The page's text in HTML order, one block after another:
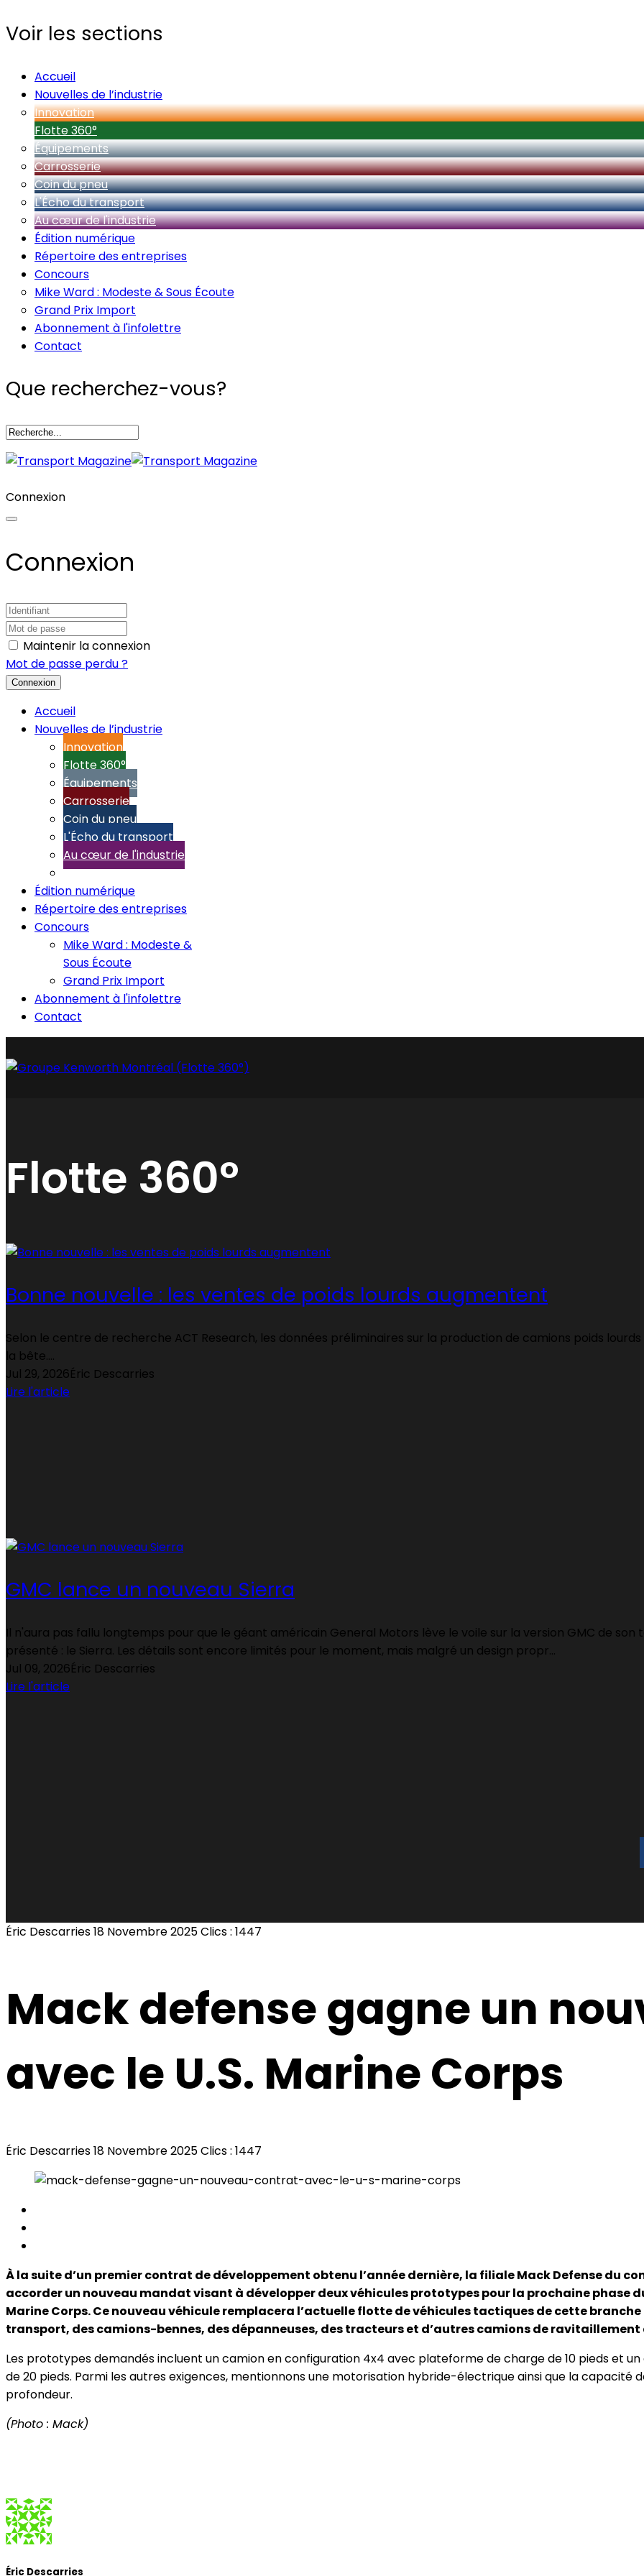
Voir les sections
Accueil
Nouvelles de l’industrie
Innovation
Flotte 360°
Équipements
Carrosserie
Coin du pneu
L'Écho du transport
Au cœur de l'industrie
Édition numérique
Répertoire des entreprises
Concours
Mike Ward : Modeste & Sous Écoute
Grand Prix Import
Abonnement à l'infolettre
Contact
Que recherchez-vous?
Connexion
Connexion
Maintenir la connexion
Mot de passe perdu ?
Connexion
Accueil
Nouvelles de l’industrie
Innovation
Flotte 360°
Équipements
Carrosserie
Coin du pneu
L'Écho du transport
Au cœur de l'industrie
Édition numérique
Répertoire des entreprises
Concours
Mike Ward : Modeste &
Sous Écoute
Grand Prix Import
Abonnement à l'infolettre
Contact
Flotte 360°
Bonne nouvelle : les ventes de poids lourds augmentent
Selon le centre de recherche ACT Research, les données préliminaires sur la production de camions poids
la bête....
Jul 29, 2026Éric Descarries
Lire l'article
GMC lance un nouveau Sierra
Il n'aura pas fallu longtemps pour que le géant américain General Motors lève le voile sur la version GMC de
présenté : le Sierra. Les détails sont encore limités pour le moment, mais malgré un design propr...
Jul 09, 2026Éric Descarries
Lire l'article
Éric Descarries18 Novembre 2025Clics : 1447
Mack defense gagne un
avec le U.S. Marine Corps
Éric Descarries18 Novembre 2025Clics : 1447
À la suite d’un premier contrat de développement obtenu l’année dernière, la filiale Mack Defense du
accorder un nouveau mandat visant à développer deux véhicules prototypes pour la prochaine phase
Marine Corps. Ce nouveau véhicule remplacera l’actuelle flotte de véhicules tactiques de cette
transport, des camions-bennes, des dépanneuses, des tracteurs et d’autres camions de
Les prototypes demandés incluent un camion en configuration 4x4 avec plateforme de charge de 10 pieds et
de 20 pieds. Parmi les autres exigences, mentionnons une motorisation hybride-électrique ainsi que la capacité
profondeur.
(Photo : Mack)
Éric Descarries